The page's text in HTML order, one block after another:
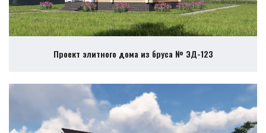
Проект элитного дома из бруса № ЭД-123